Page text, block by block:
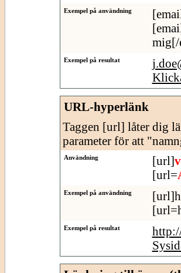
Exempel på användning
mig[/
Exempel på resultat
URL-hyperlänk
Taggen [url] låter dig
parameter för att
Användning [url]
[url=
Exempel på användning
Exempel på resultat